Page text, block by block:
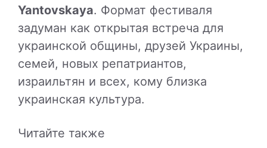
Yantovskaya. Формат фестиваля
задуман как открытая встреча для
украинской общины, друзей Украины,
семей, новых репатриантов,
израильтян и всех, кому близка
украинская культура.
Читайте также